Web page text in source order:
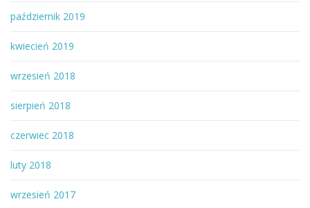
październik 2019
kwiecień 2019
wrzesień 2018
sierpień 2018
czerwiec 2018
luty 2018
wrzesień 2017